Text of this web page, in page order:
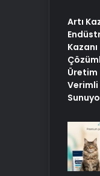
Artı
Kazanı
Üretim